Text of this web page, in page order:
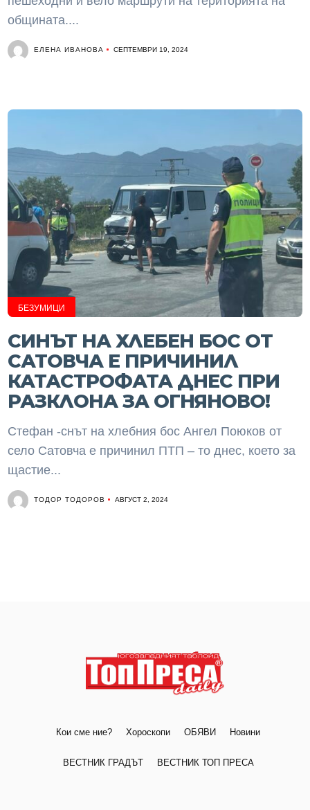
общината....
ЕЛЕНА ИВАНОВА СЕПТЕМВРИ 19, 2024
БЕЗУМИЦИ
СИНЪТ НА ХЛЕБЕН БОС ОТ
САТОВЧА Е ПРИЧИНИЛ
КАТАСТРОФАТА ДНЕС ПРИ
РАЗКЛОНА ЗА ОГНЯНОВО!
Стефан -снът на хлебния бос Ангел Поюков от
село Сатовча е причинил ПТП – то днес, което за
щастие...
ТОДОР ТОДОРОВ АВГУСТ 2, 2024
Кои сме ние? Хороскопи ОБЯВИ Новини
ВЕСТНИК ГРАДЪТ ВЕСТНИК ТОП ПРЕСА